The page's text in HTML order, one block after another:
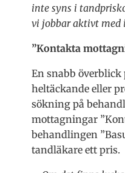
inte syns i
vi jobbar aktivt med
”Kontakta
En snabb
heltäckande eller
sökning på
mottagningar
behandlingen
tandläkare ett pris.